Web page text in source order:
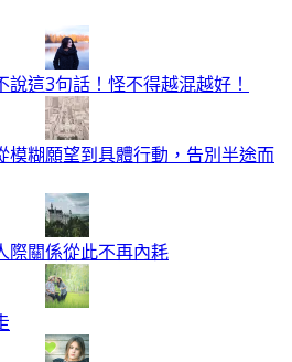
說這3句話！怪不得越混越好！
模糊願望到具體行動，告別半途而
際關係從此不再內耗